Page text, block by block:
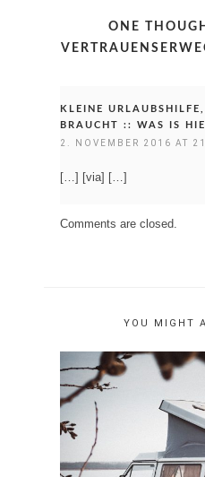
ONE
KLEINE
BRAUCHT :: WAS IS
2. NOVEMBER 2016 AT
[…] [via] […]
Comments are closed.
YOU MIGHT